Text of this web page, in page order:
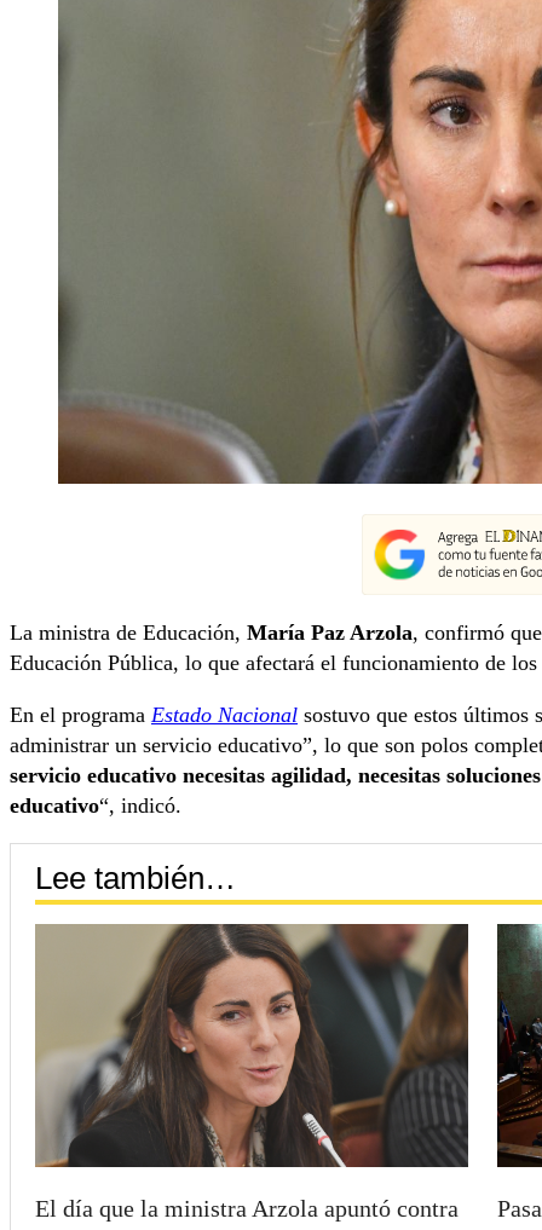
La ministra de Educación, María Paz Arzola, confirmó
Educación Pública, lo que afectará el funcionamiento de los
En el programa Estado Nacional sostuvo que estos últimos
administrar un servicio educativo”, lo que son polos
servicio educativo necesitas agilidad, necesitas
educativo“, indicó.
Lee también…
El día que la ministra Arzola apuntó contra